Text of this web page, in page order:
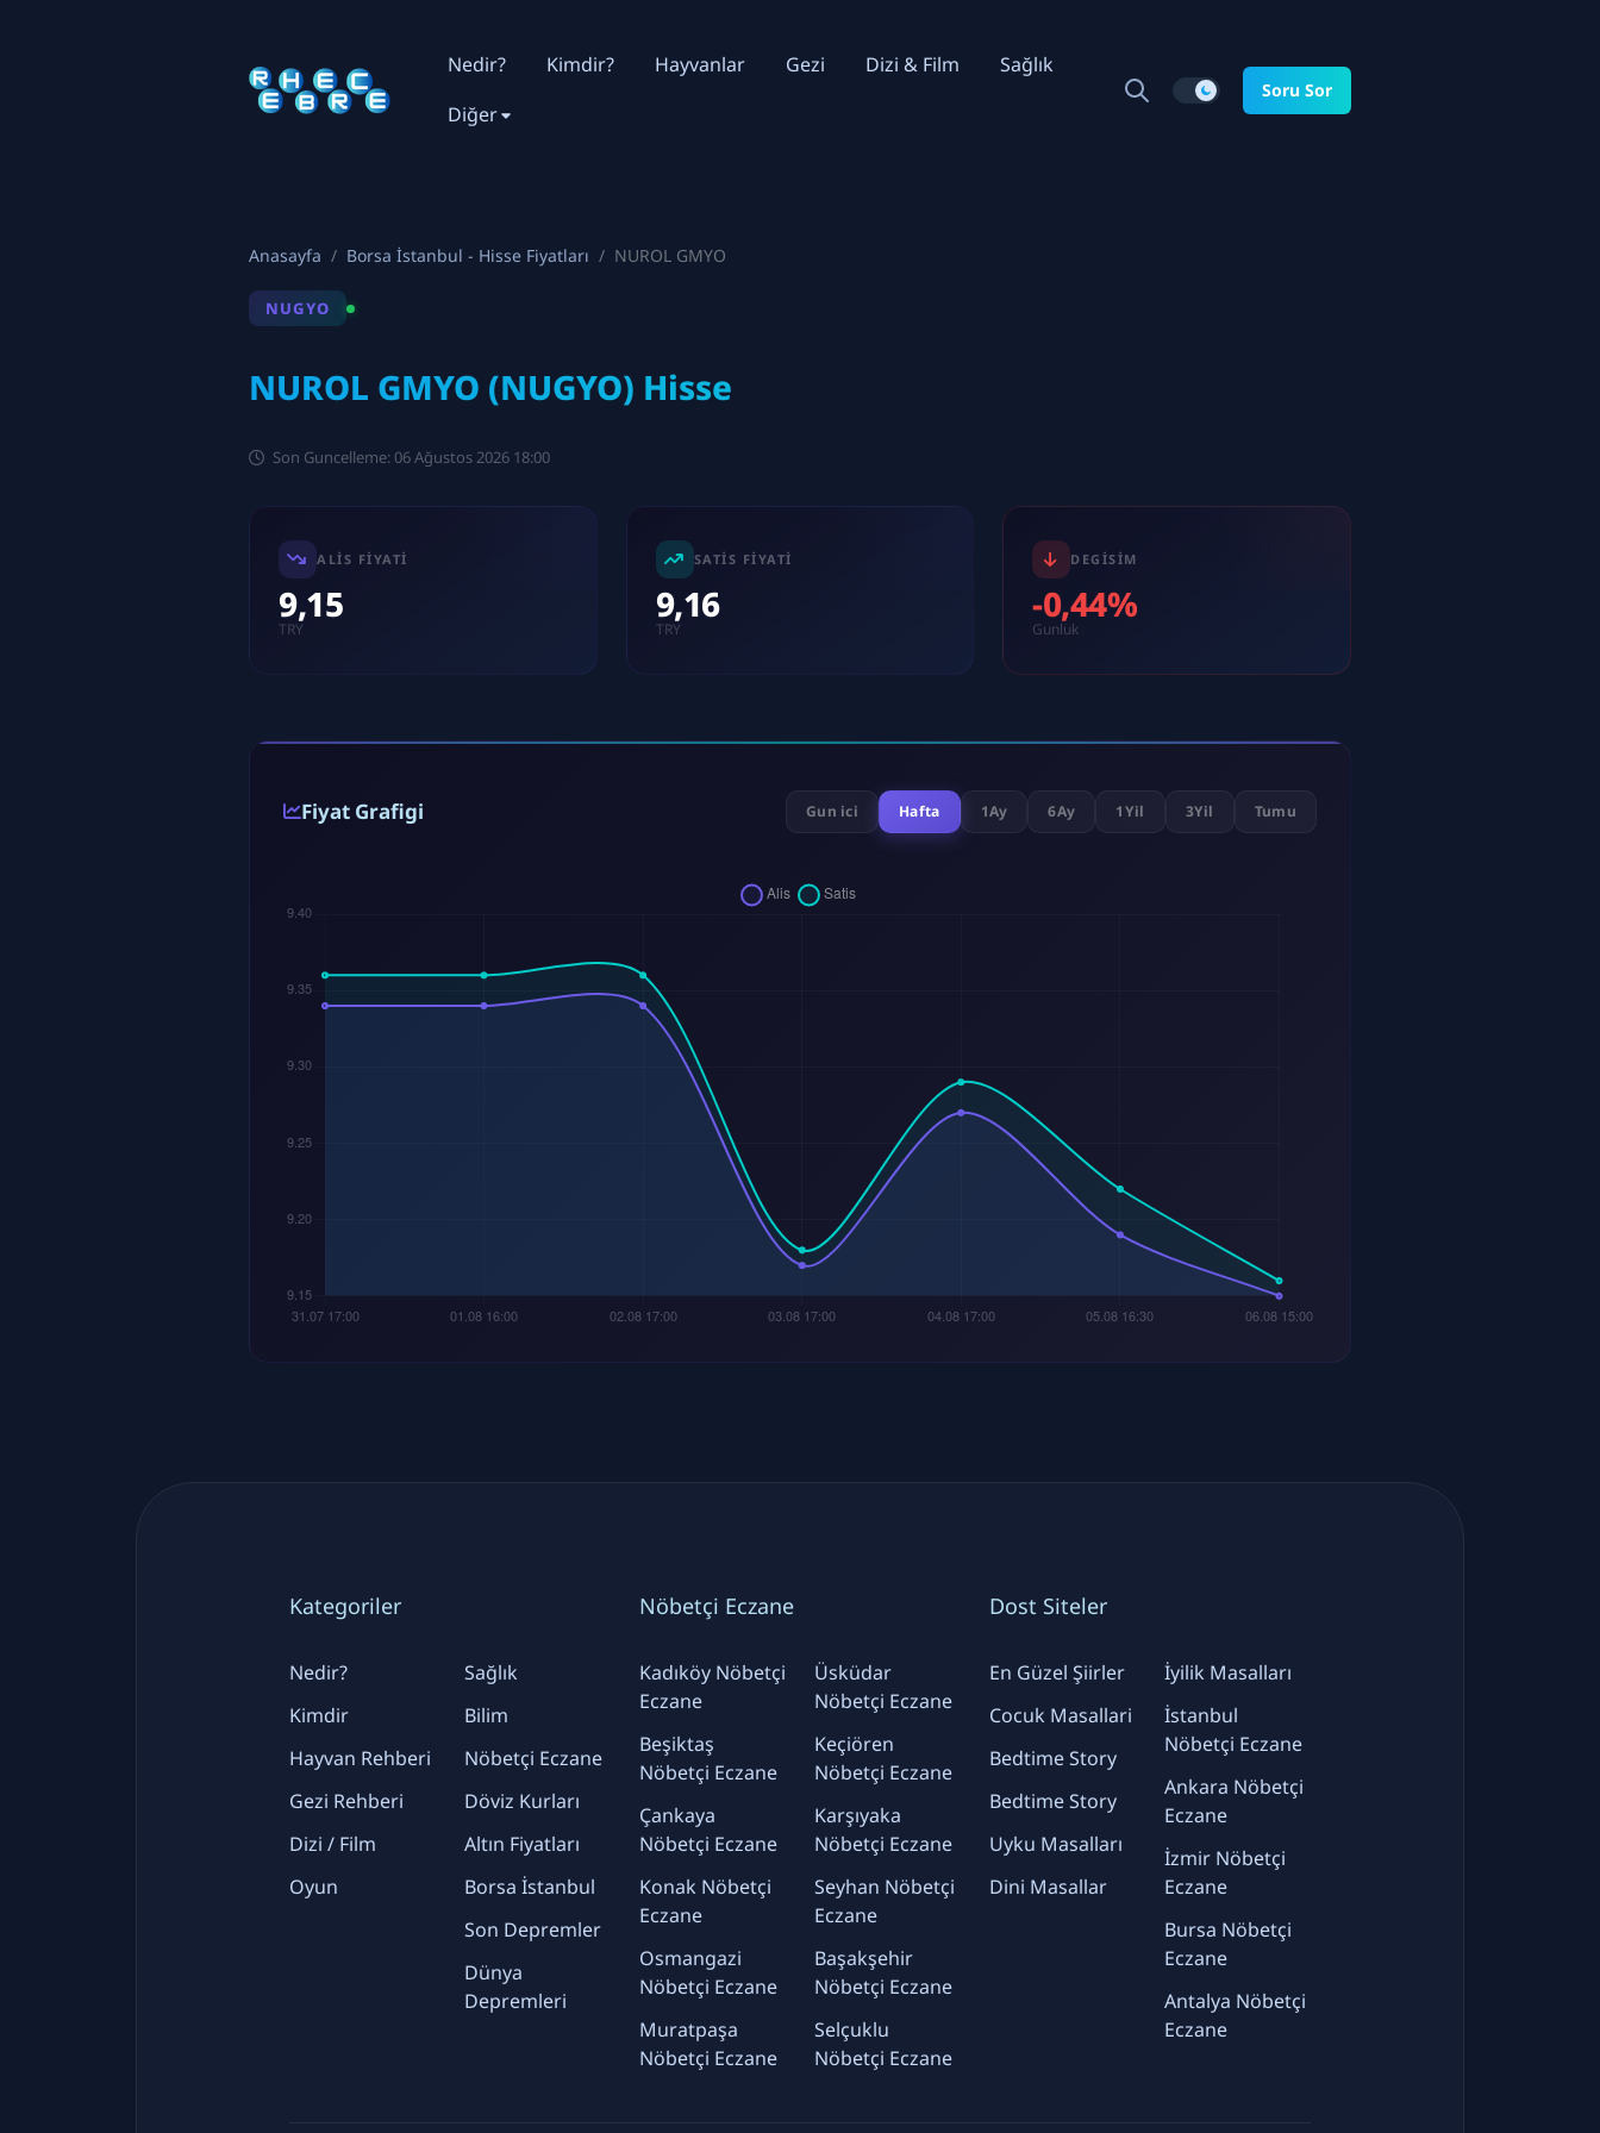
Nedir? Kimdir? Hayvanlar Gezi Dizi & Film
Sağlık
Diğer
Soru Sor
Anasayfa Borsa İstanbul - Hisse Fiyatları NUROL GMYO
NUGYO
NUROL GMYO (NUGYO) Hisse
Son Guncelleme: 06 Ağustos 2026 18:00
ALIS FIYATI
9,15
TRY
SATIS FIYATI
9,16
TRY
DEGISIM
-0,44%
Gunluk
Fiyat Grafigi Gun ici Hafta 1Ay 6Ay 1Yil 3Yil Tumu
Kategoriler
Nedir?
Kimdir
Hayvan Rehberi
Gezi Rehberi
Dizi / Film
Oyun
Sağlık
Bilim
Nöbetçi Eczane
Döviz Kurları
Altın Fiyatları
Borsa İstanbul
Son Depremler
Dünya
Depremleri
Nöbetçi Eczane
Kadıköy Nöbetçi
Eczane
Beşiktaş
Nöbetçi Eczane
Çankaya
Nöbetçi Eczane
Konak Nöbetçi
Eczane
Osmangazi
Nöbetçi Eczane
Muratpaşa
Nöbetçi Eczane
Üsküdar
Nöbetçi Eczane
Keçiören
Nöbetçi Eczane
Karşıyaka
Nöbetçi Eczane
Seyhan Nöbetçi
Eczane
Başakşehir
Nöbetçi Eczane
Selçuklu
Nöbetçi Eczane
Dost Siteler
En Güzel Şiirler
Cocuk Masallari
Bedtime Story
Bedtime Story
Uyku Masalları
Dini Masallar
İyilik Masalları
İstanbul
Nöbetçi Eczane
Ankara Nöbetçi
Eczane
İzmir Nöbetçi
Eczane
Bursa Nöbetçi
Eczane
Antalya Nöbetçi
Eczane